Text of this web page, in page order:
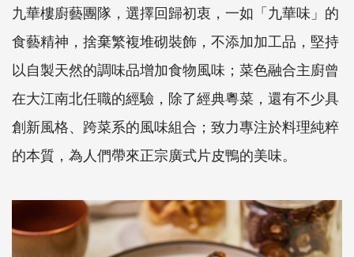
九華樓廚藝團隊，選擇回歸初衷，一如「九華味」的
食藝精神，捨棄繁複堆砌裝飾，不添加加工品，堅持
以自製天然的調味品增加食物風味；菜色融合主廚曾
在大江南北任職的經驗，除了經典粵菜，還有不少具
創新風格、跨菜系的風味組合；致力專注於料理純粹
的本質，為人們帶來正宗廣式片皮鴨的美味。